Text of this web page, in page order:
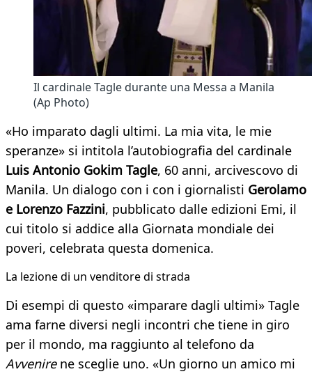
Il cardinale Tagle durante una Messa a Manila
(Ap Photo)
«Ho imparato dagli ultimi. La mia vita, le mie
speranze» si intitola l’autobiografia del cardinale
Luis Antonio Gokim Tagle, 60 anni, arcivescovo di
Manila. Un dialogo con i con i giornalisti Gerolamo
e Lorenzo Fazzini, pubblicato dalle edizioni Emi, il
cui titolo si addice alla Giornata mondiale dei
poveri, celebrata questa domenica.
La lezione di un venditore di strada
Di esempi di questo «imparare dagli ultimi» Tagle
ama farne diversi negli incontri che tiene in giro
per il mondo, ma raggiunto al telefono da
Avvenirene sceglie uno. «Un giorno un amico mi